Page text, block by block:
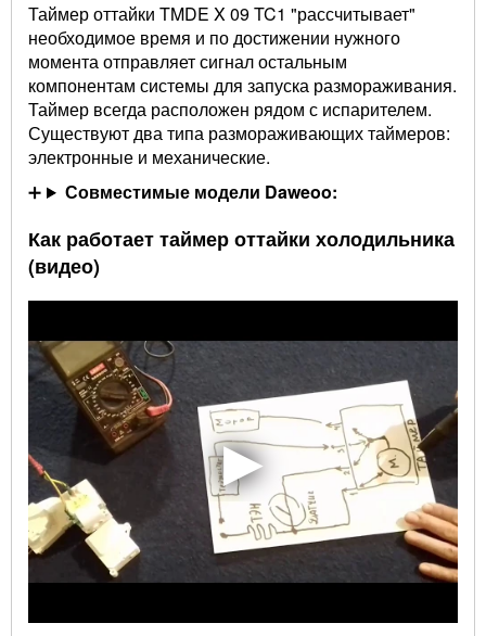
Таймер оттайки TMDE X 09 TC1 "рассчитывает"
необходимое время и по достижении нужного
момента отправляет сигнал остальным
компонентам системы для запуска размораживания.
Таймер всегда расположен рядом с испарителем.
Существуют два типа размораживающих таймеров:
электронные и механические.
Совместимые модели Daweoo:
Как работает таймер оттайки холодильника
(видео)